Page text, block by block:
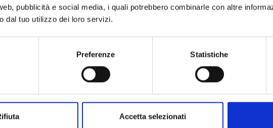
pubblicità e social media, i quali potrebbero combinarle con altre
dal tuo utilizzo dei loro servizi.
Preferenze Statistiche
Accetta selezionati
file: 1,93 MB